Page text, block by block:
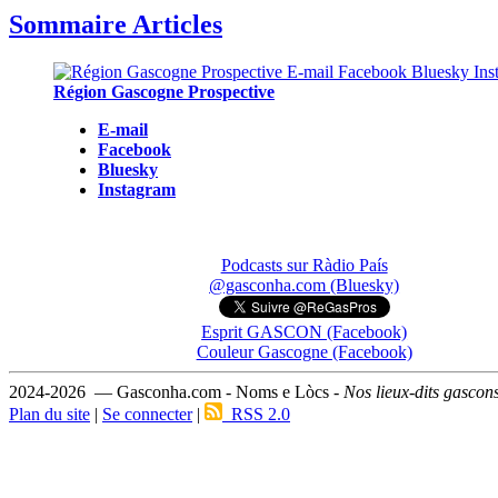
Sommaire Articles
Région Gascogne Prospective
E-mail
Facebook
Bluesky
Instagram
Podcasts sur Ràdio País
@gasconha.com (Bluesky)
Esprit GASCON (Facebook)
Couleur Gascogne (Facebook)
2024-2026 — Gasconha.com - Noms e Lòcs - Nos lieux-dits
Plan du site | Se connecter| RSS 2.0